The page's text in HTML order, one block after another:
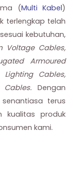
(Multi Kabel)
terlengkap telah
kebutuhan,
Voltage Cables,
Armoured
Cables,
Dengan
senantiasa terus
kualitas produk
kami.